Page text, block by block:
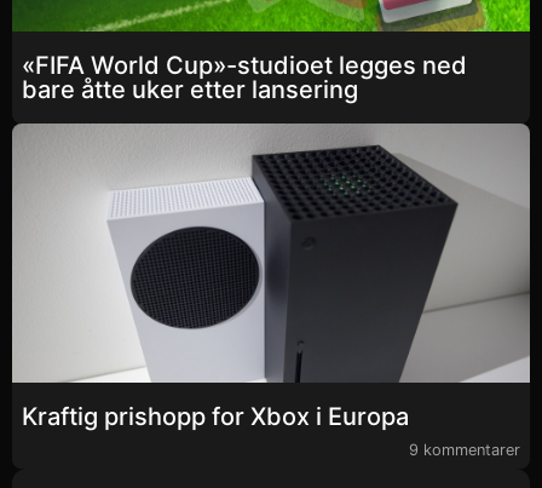
«FIFA World Cup»-studioet legges ned
bare åtte uker etter lansering
Kraftig prishopp for Xbox i Europa
9 kommentarer